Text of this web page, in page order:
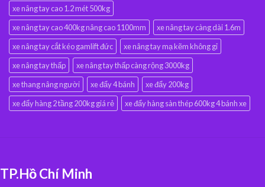
xe nâng tay cao 1.2 mét 500kg
xe nâng tay cao 400kg nâng cao 1100mm
xe nâng tay càng dài 1.6m
xe nâng tay cắt kéo gamlift đức
xe nâng tay mạ kẽm không gỉ
xe nâng tay thấp
xe nâng tay thấp càng rộng 3000kg
xe thang nâng người
xe đẩy 4 bánh
xe đẩy 200kg
xe đẩy hàng 2 tầng 200kg giá rẻ
xe đẩy hàng sàn thép 600kg 4 bánh xe
TP.Hồ Chí Minh